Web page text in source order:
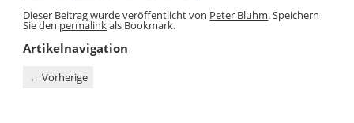
Dieser Beitrag wurde veröffentlicht von Peter Bluhm. Speichern
Sie den permalinkals Bookmark.
Artikelnavigation
← Vorherige